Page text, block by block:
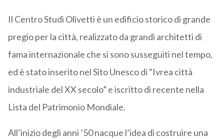
Il Centro Studi Olivetti è un edificio storico di grande
pregio per la città, realizzato da grandi architetti di
fama internazionale che si sono susseguiti nel tempo,
ed è stato inserito nel Sito Unesco di “Ivrea città
industriale del XX secolo” e iscritto di recente nella
Lista del Patrimonio Mondiale.
All’inizio degli anni ’50 nacque l’idea di costruire una